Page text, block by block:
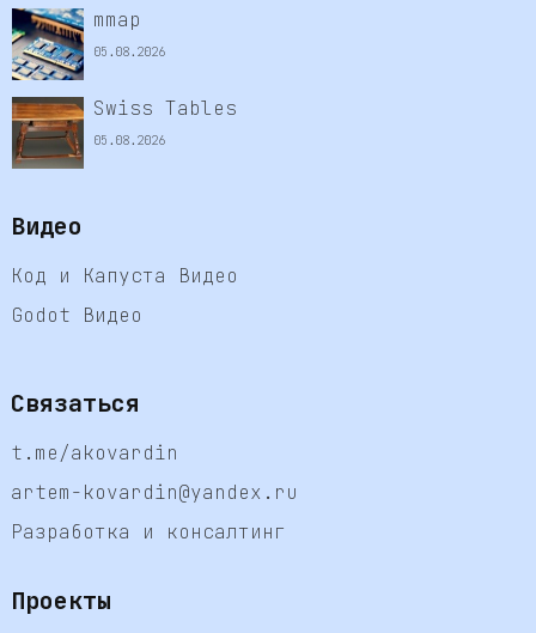
mmap
05.08.2026
Swiss Tables
05.08.2026
Видео
Код и Капуста Видео
Godot Видео
Связаться
t.me/akovardin
artem-kovardin@yandex.ru
Разработка и консалтинг
Проекты